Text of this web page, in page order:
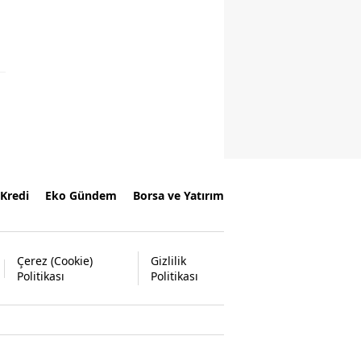
Kredi Eko Gündem Borsa ve Yatırım
Çerez (Cookie)
Politikası
Gizlilik
Politikası